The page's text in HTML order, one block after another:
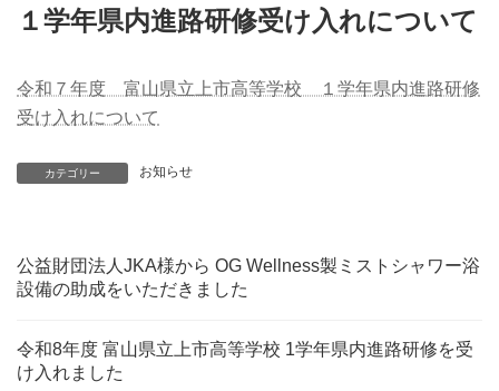
１学年県内進路研修受け入れについて
令和７年度 富山県立上市高等学校 １学年県内進路研修
受け入れについて
カテゴリー お知らせ
公益財団法人JKA様から OG Wellness製ミストシャワー浴
設備の助成をいただきました
令和8年度 富山県立上市高等学校 1学年県内進路研修を受
け入れました